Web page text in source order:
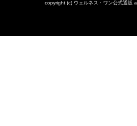
copyright (c) ウェルネス・ワン公式通販